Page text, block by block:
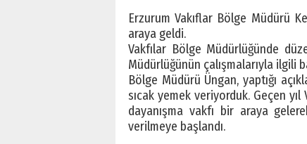
Erzurum Vakıflar Bölge Müdürü
araya geldi.
Vakfılar Bölge Müdürlüğünde
Müdürlüğünün çalışmalarıyla ilgili
Bölge Müdürü Üngan, yaptığı
sıcak yemek veriyorduk. Geçen
dayanışma vakfı bir araya
verilmeye başlandı.